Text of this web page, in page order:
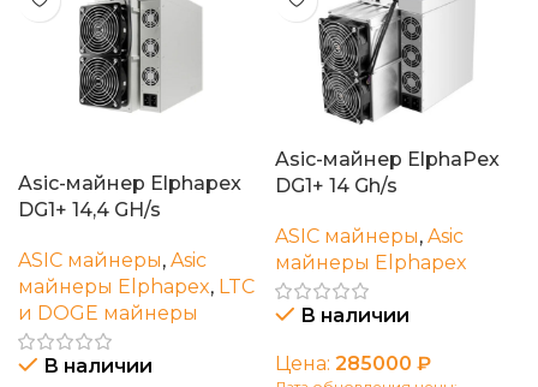
Asic-майнер Elphapex
DG1+ 14,4 GH/s
ASIC майнеры, Asic
майнеры Elphapex, LTC
и DOGE майнеры
В наличии
Asic-майнер ElphaPex
DG1+ 14 Gh/s
ASIC майнеры, Asic
майнеры Elphapex
В наличии
Цена: 285000 ₽